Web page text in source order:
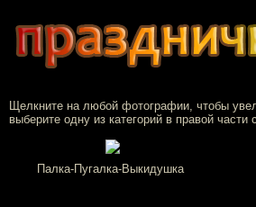
Щелкните на любой фотографии, чтобы
выберите одну из категорий в правой части
Палка-Пугалка-Выкидушка